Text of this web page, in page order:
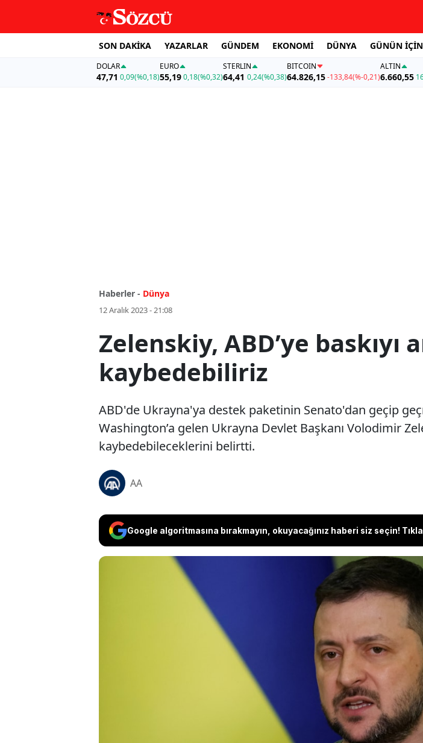
SON DAKİKA YAZARLAR GÜNDEM EKONOMİ DÜNYA GÜNÜN
DOLAR
47,71 0,09(%0,18)
EURO
55,19 0,18(%0,32)
STERLIN
64,41 0,24(%0,38)
BITCOIN
64.826,15-133,84(%-0,21)
ALTIN
6.660,55
Haberler - Dünya
12 Aralık 2023 - 21:08
Zelenskiy, ABD’ye baskıyı
kaybedebiliriz
ABD'de Ukrayna'ya destek paketinin Senato'dan geçip
Washington’a gelen Ukrayna Devlet Başkanı Volodimir
kaybedebileceklerini belirtti.
AA
Google algoritmasına bırakmayın, okuyacağınız haberi siz seçin!
ABD'de Ukrayna'ya destek paketinin
geçmeyeceği tartışmaları devam ediyor. Bu
gelen Ukrayna Devlet Başkanı Volodimir
istedi ve aksi durumda savaşı